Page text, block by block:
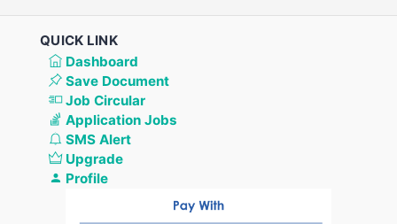
QUICK LINK
Dashboard
Save Document
Job Circular
Application Jobs
SMS Alert
Upgrade
Profile